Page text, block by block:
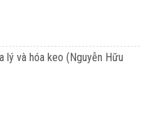
lý và hóa keo (Nguyễn Hữu